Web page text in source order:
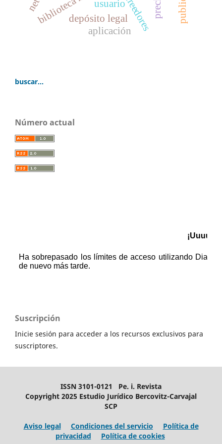
depósito legal
usuario
aplicación
buscar...
Número actual
Suscripción
Inicie sesión para acceder a los recursos exclusivos para
suscriptores.
ISSN 3101-0121 Pe. i. Revista
Copyright 2025 Estudio Jurídico Bercovitz-Carvajal
SCP
Aviso legal Condiciones del servicio
Política de
privacidad
Política de cookies